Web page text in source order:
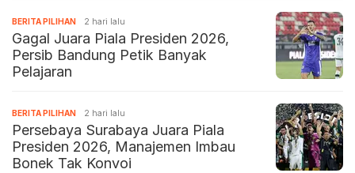
BERITA PILIHAN 2 hari lalu
Gagal Juara Piala Presiden 2026,
Persib Bandung Petik Banyak
Pelajaran
BERITA PILIHAN 2 hari lalu
Persebaya Surabaya Juara Piala
Presiden 2026, Manajemen Imbau
Bonek Tak Konvoi